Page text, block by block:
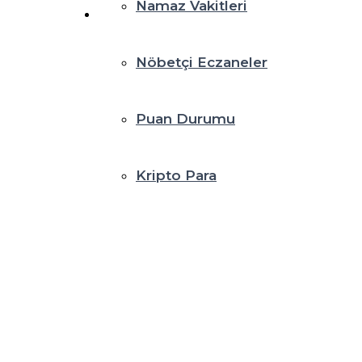
Namaz Vakitleri
Nöbetçi Eczaneler
Puan Durumu
Kripto Para